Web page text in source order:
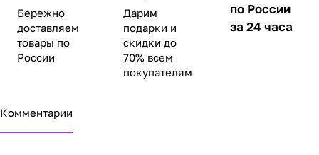
Бережно
доставляем
товары по
России
Дарим
подарки и
скидки до
70% всем
покупателям
по России
за 24 часа
Комментарии